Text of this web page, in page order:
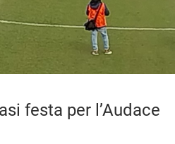
festa per l’Audace